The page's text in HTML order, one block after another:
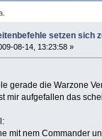
setzen sich
08-14, 13:23:58 »
gerade die Warzone
mir aufgefallen das
mit nem Commander